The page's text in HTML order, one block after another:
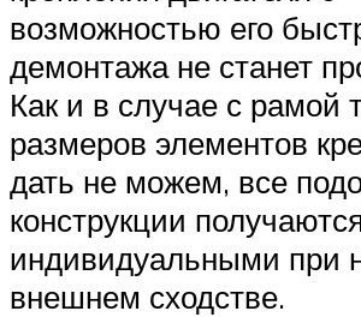
возможностью его
демонтажа не станет
Как и в случае с рамой
размеров элементов
дать не можем, все
конструкции
индивидуальными при
внешнем сходстве.